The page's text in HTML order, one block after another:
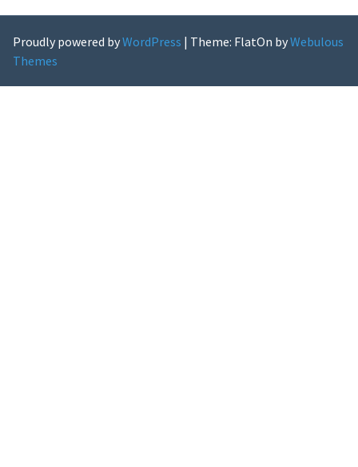
Proudly powered byWordPress | Theme: FlatOn byWebulous
Themes